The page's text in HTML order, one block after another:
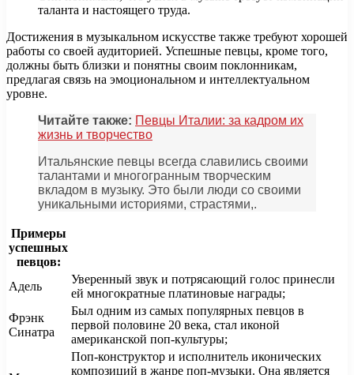
таланта и настоящего труда.
Достижения в музыкальном искусстве также требуют хорошей
работы со своей аудиторией. Успешные певцы, кроме того,
должны быть близки и понятны своим поклонникам,
предлагая связь на эмоциональном и интеллектуальном
уровне.
Читайте также: Певцы Италии: за кадром их
жизнь и творчество
Итальянские певцы всегда славились своими
талантами и многогранным творческим
вкладом в музыку. Это были люди со своими
уникальными историями, страстями,.
Примеры
успешных
певцов:
Адель
Уверенный звук и потрясающий голос принесли
ей многократные платиновые награды;
Фрэнк
Синатра
Был одним из самых популярных певцов в
первой половине 20 века, стал иконой
американской поп-культуры;
Поп-конструктор и исполнитель иконических
композиций в жанре поп-музыки. Она является